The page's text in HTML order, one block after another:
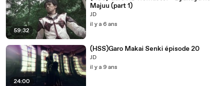
59:32
Majuu (part 1)
JD
il y a 6 ans
24:00
(HSS)Garo Makai Senki épisode 20
JD
il y a 9 ans